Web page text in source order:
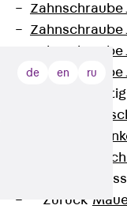
Zahnschraube
Zahnschraube
Zahnschraube
Zahnschraube
Zurück
de en ru